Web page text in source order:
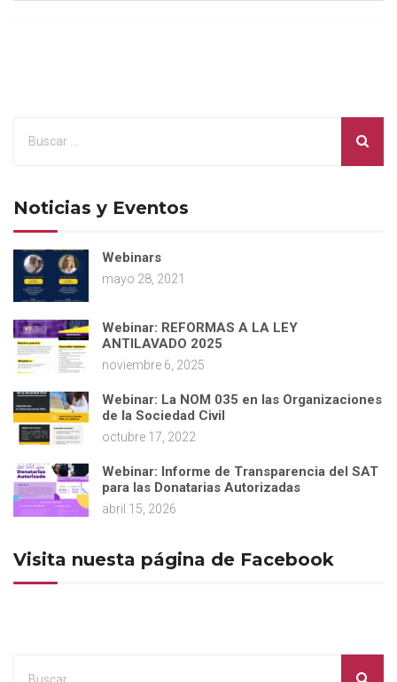
Noticias y Eventos
Webinars
mayo 28, 2021
Webinar: REFORMAS A LA LEY
ANTILAVADO 2025
noviembre 6, 2025
Webinar: La NOM 035 en las Organizaciones
de la Sociedad Civil
octubre 17, 2022
Webinar: Informe de Transparencia del SAT
para las Donatarias Autorizadas
abril 15, 2026
Visita nuesta página de Facebook